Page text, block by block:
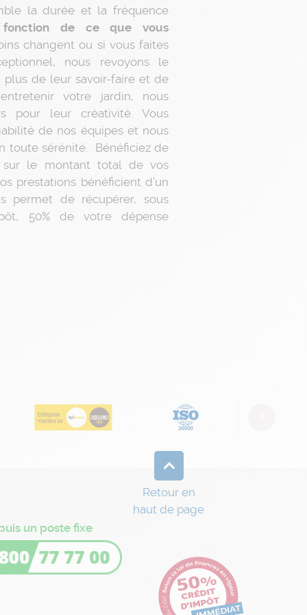
la durée et la fréquence
de ce que vous
changent ou si vous faites
nous revoyons le
plus de leur savoir-faire et de
votre jardin, nous
pour leur créativité. Vous
de nos équipes et nous
toute sérénité. Bénéficiez de
sur le montant total de vos
prestations bénéficient d’un
permet de récupérer, sous
50% de votre dépense
Next
un poste fixe
Retour en
haut de page